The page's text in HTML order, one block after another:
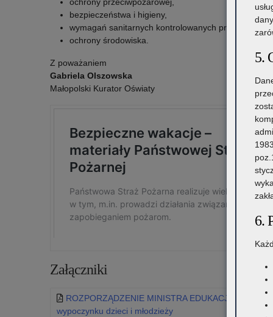
ochrony przeciwpożarowej,
bezpieczeństwa i higieny,
wymagań sanitarnych kontrolowanych przez
ochrony środowiska.
Z poważaniem
Gabriela Olszowska
Małopolski Kurator Oświaty
Załączniki
ROZPORZĄDZENIE MINISTRA EDUKACJI z dnia
wypoczynku dzieci i młodzieży
5.
6.